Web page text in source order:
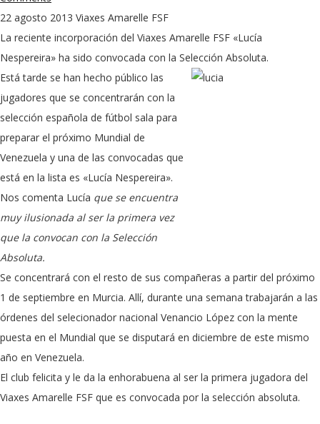
22 agosto 2013 Viaxes Amarelle FSF
La reciente incorporación del Viaxes Amarelle FSF «Lucía
Nespereira» ha sido convocada con la Selección Absoluta.
Está tarde se han hecho público las
jugadores que se concentrarán con la
selección española de fútbol sala para
preparar el próximo Mundial de
Venezuela y una de las convocadas que
está en la lista es «Lucía Nespereira».
Nos comenta Lucía que se encuentra
muy ilusionada al ser la primera vez
que la convocan con la Selección
Absoluta.
Se concentrará con el resto de sus compañeras a partir del próximo
1 de septiembre en Murcia. Allí, durante una semana trabajarán a las
órdenes del selecionador nacional Venancio López con la mente
puesta en el Mundial que se disputará en diciembre de este mismo
año en Venezuela.
El club felicita y le da la enhorabuena al ser la primera jugadora del
Viaxes Amarelle FSF que es convocada por la selección absoluta.